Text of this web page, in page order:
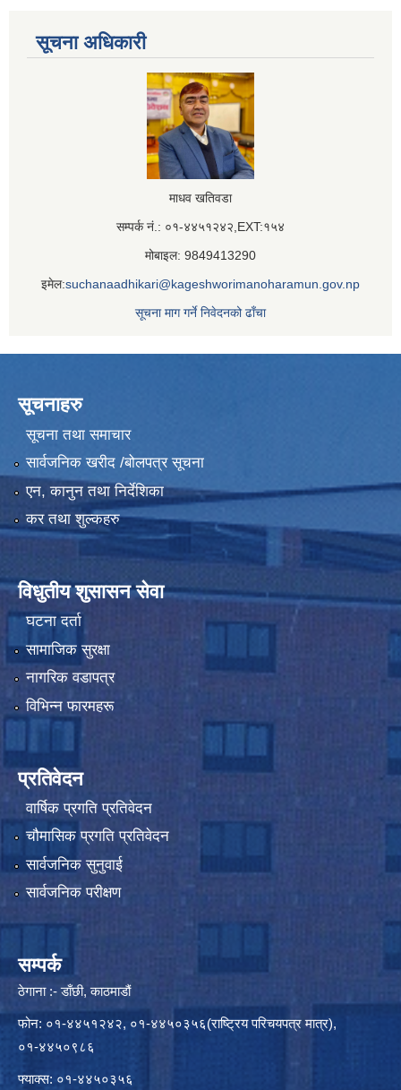
सूचना अधिकारी
माधव खतिवडा
सम्पर्क नं.: ०१-४४५१२४२,EXT:१५४
मोबाइल: 9849413290
इमेल:suchanaadhikari@kageshworimanoharamun.gov.np
सूचना माग गर्ने निवेदनको ढाँचा
सूचनाहरु
सूचना तथा समाचार
सार्वजनिक खरीद /बोलपत्र सूचना
एन, कानुन तथा निर्देशिका
कर तथा शुल्कहरु
विधुतीय शुसासन सेवा
घटना दर्ता
सामाजिक सुरक्षा
नागरिक वडापत्र
विभिन्न फारमहरू
प्रतिवेदन
वार्षिक प्रगति प्रतिवेदन
चौमासिक प्रगति प्रतिवेदन
सार्वजनिक सुनुवाई
सार्वजनिक परीक्षण
सम्पर्क
ठेगाना :- डाँछी, काठमाडौं
फोन: ०१-४४५१२४२, ०१-४४५०३५६(राष्ट्रिय परिचयपत्र मात्र),
०१-४४५०९८६
फ्याक्स: ०१-४४५०३५६